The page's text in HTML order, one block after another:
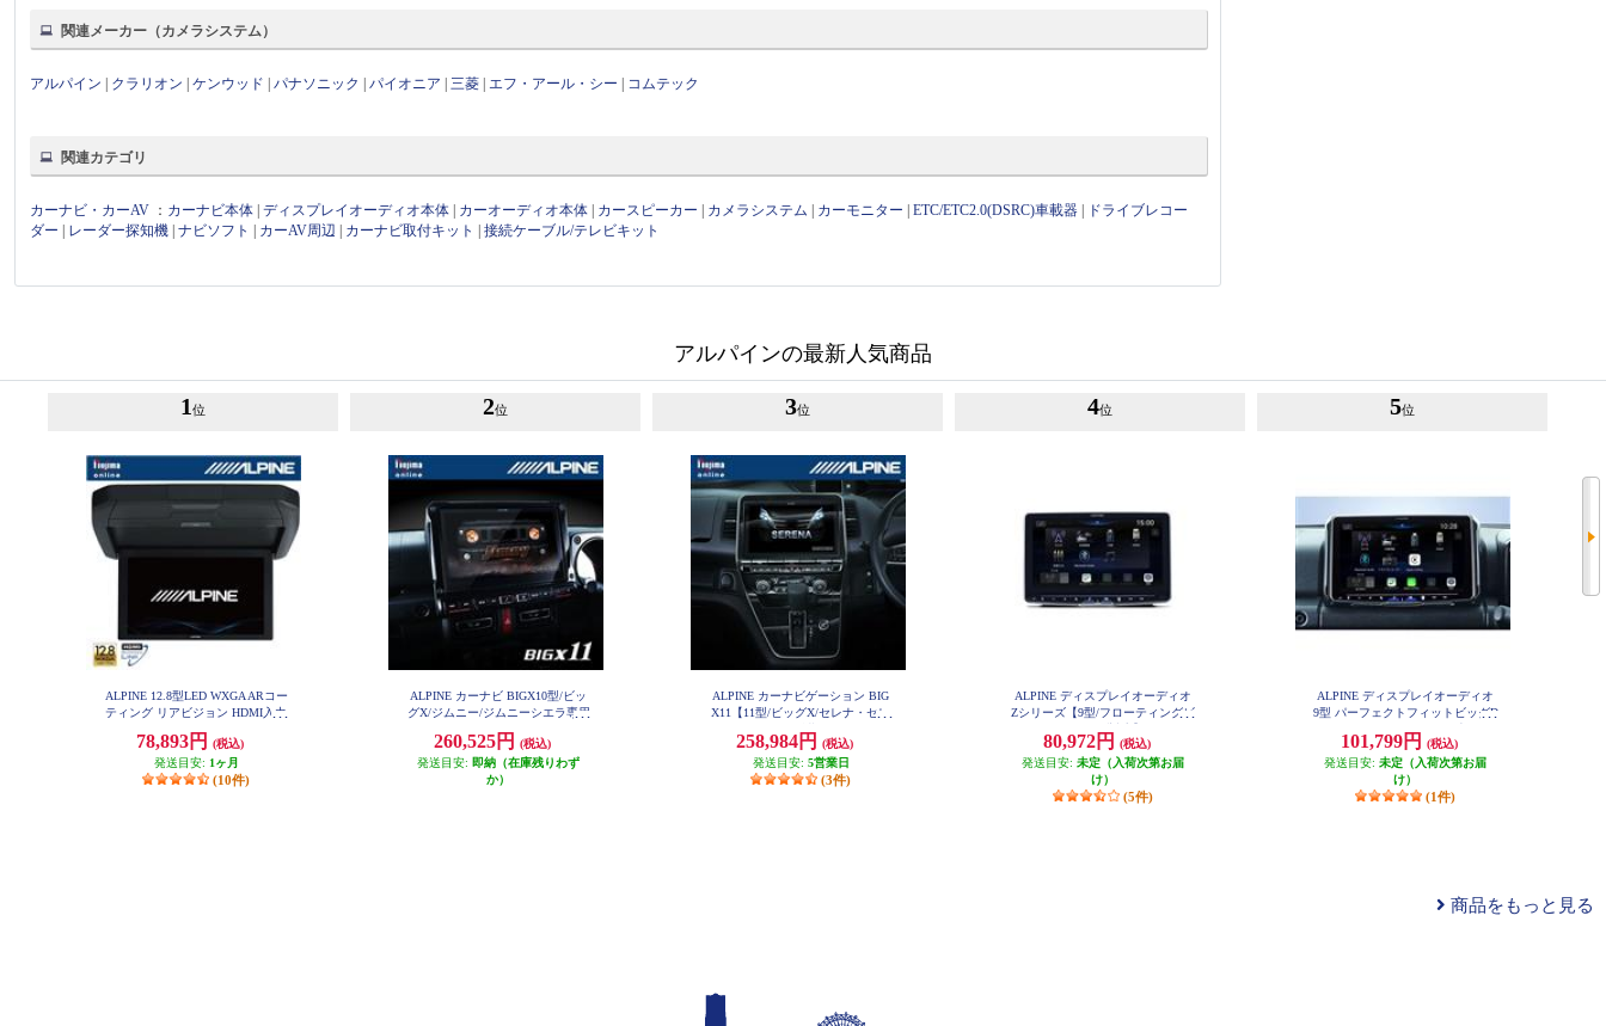
関連メーカー（カメラシステム）
アルパイン クラリオン |ケンウッド |パナソニック |パイオニア |三菱 エフ・アール・シー コムテック
関連カテゴリ
カーナビ・カーAV ： カーナビ本体 |ディスプレイオーディオ本体 カーオーディオ本体 カースピーカー カメラシステム カーモニター |ETC/ETC2.0(DSRC)車載器
ドライブレコー
ダー
レーダー探知機 |ナビソフト カーAV周辺 カーナビ取付キット |接続ケーブル/テレビキット
アルパインの最新人気商品
1 位
ALPINE 12.8型LED WXGA ARコー
ティング リアビジョン HDMI入力
78,893円
(税込)
発送目安: 1ヶ月
(10件)
2位
ALPINE カーナビ BIGX10型/ビッ
グX/ジムニー/ジムニーシエラ専用
260,525円
(税込)
発送目安: 即納（在庫残りわず
か）
3位
ALPINE カーナビゲーション BIG
X11【11型/ビッグX/セレナ・セレ
専用】 EX11NX2-SE-27-L-AM
258,984円
(税込)
発送目安: 5営業日
(3件)
4位
ALPINE ディスプレイオーディオ
Zシリーズ【9型/フローティングビ
80,972円
(税込)
発送目安: 未定（入荷次第お届
け）
(5件)
5位
ALPINE ディスプレイオーディオ
9型 パーフェクトフィットビッグD
droidAuto AppleCarPlay PF9DA-JI-6
4
101,799円
(税込)
発送目安: 未定（入荷次第お届
け）
(1件)
商品をもっと見る